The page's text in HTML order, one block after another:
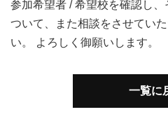
参加希望者 / 希望校を確認し
ついて、また相談をさせてい
い。 よろしく御願いします。
一覧に